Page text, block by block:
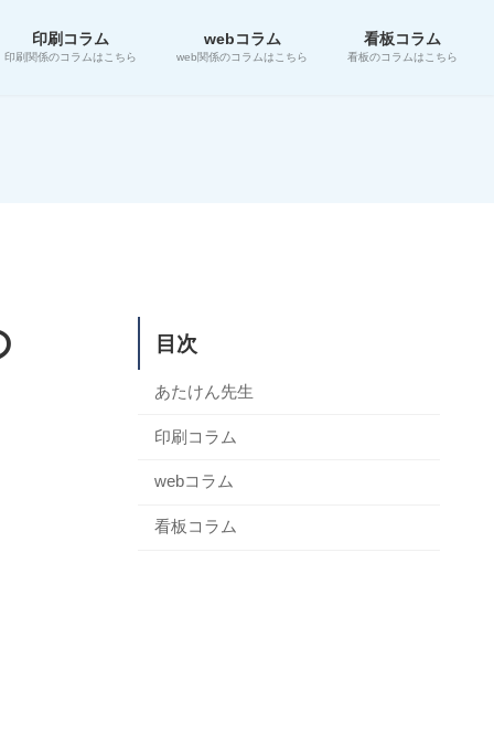
印刷コラム
印刷関係のコラムはこちら
webコラム
web関係のコラムはこちら
看板コラム
看板のコラムはこちら
目次
あたけん先生
印刷コラム
webコラム
看板コラム